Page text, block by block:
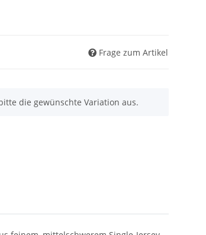
Frage zum Artikel
die gewünschte Variation aus.